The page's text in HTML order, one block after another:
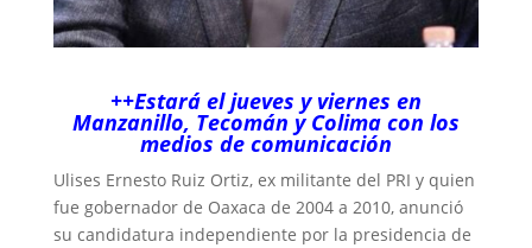
++Estará el jueves y viernes en
Manzanillo, Tecomán y Colima con los
medios de comunicación
Ulises Ernesto Ruiz Ortiz, ex militante del PRI y quien
fue gobernador de Oaxaca de 2004 a 2010, anunció
su candidatura independiente por la presidencia de